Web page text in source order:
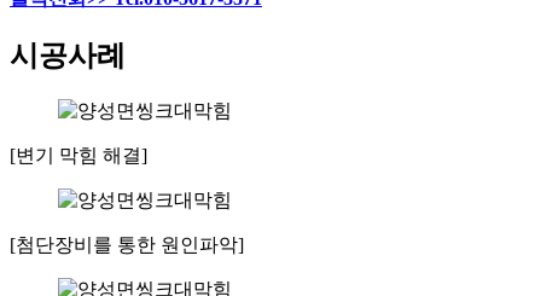
시공사례
[변기 막힘 해결]
[첨단장비를 통한 원인파악]